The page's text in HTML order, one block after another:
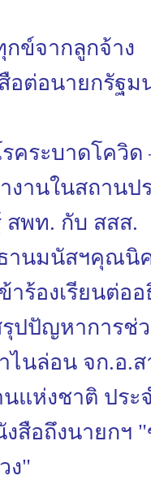
กข์จากลูกจ้าง
อต่อนายกรัฐม
รคระบาดโควิ
งานในสถานป
สพท. กับ สสส.
ธานมนัสฯคุณ
าร้องเรียนต่อ
ปปัญหาการช่
ไนล่อน จก.อ.
แห่งชาติ ประ
สือถึงนายกฯ "
ง"